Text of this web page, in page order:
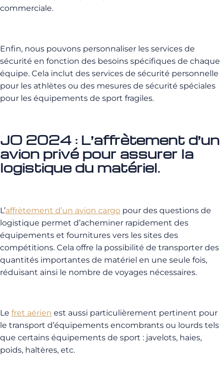
commerciale.
Enfin, nous pouvons personnaliser les services de
sécurité en fonction des besoins spécifiques de chaque
équipe. Cela inclut des services de sécurité personnelle
pour les athlètes ou des mesures de sécurité spéciales
pour les équipements de sport fragiles.
JO 2024 : L’affrètement d’un
avion privé pour assurer la
logistique du matériel.
L’affrètement d’un avion cargo pour des questions de
logistique permet d’acheminer rapidement des
équipements et fournitures vers les sites des
compétitions. Cela offre la possibilité de transporter des
quantités importantes de matériel en une seule fois,
réduisant ainsi le nombre de voyages nécessaires.
Le fret aérien est aussi particulièrement pertinent pour
le transport d’équipements encombrants ou lourds tels
que certains équipements de sport : javelots, haies,
poids, haltères, etc.